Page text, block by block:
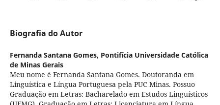
Biografia do Autor
Fernanda Santana Gomes, Pontifícia Universidade Católica
de Minas Gerais
Meu nome é Fernanda Santana Gomes. Doutoranda em
Linguística e Língua Portuguesa pela PUC Minas. Possuo
Graduação em Letras: Bacharelado em Estudos Linguísticos